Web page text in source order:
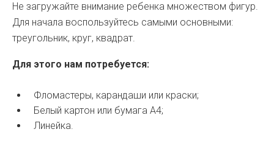
Не загружайте внимание ребенка множеством фигур.
Для начала воспользуйтесь самыми основными:
треугольник, круг, квадрат.
Для этого нам потребуется:
Фломастеры, карандаши или краски;
Белый картон или бумага А4;
Линейка.